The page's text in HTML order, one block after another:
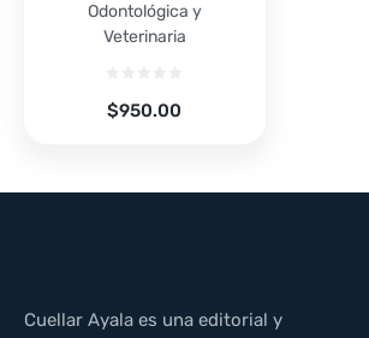
Odontológica y
Veterinaria
$950.00
Cuellar Ayala es una editorial y